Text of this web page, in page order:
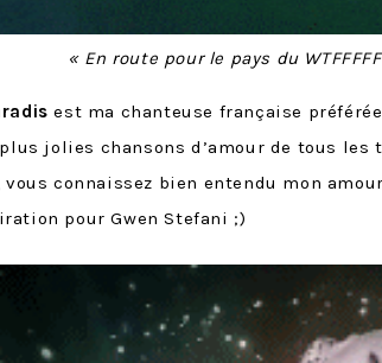
« En route pour le pays du
est ma chanteuse française
jolies chansons d’amour de tous les
connaissez bien entendu mon
pour Gwen Stefani ;)